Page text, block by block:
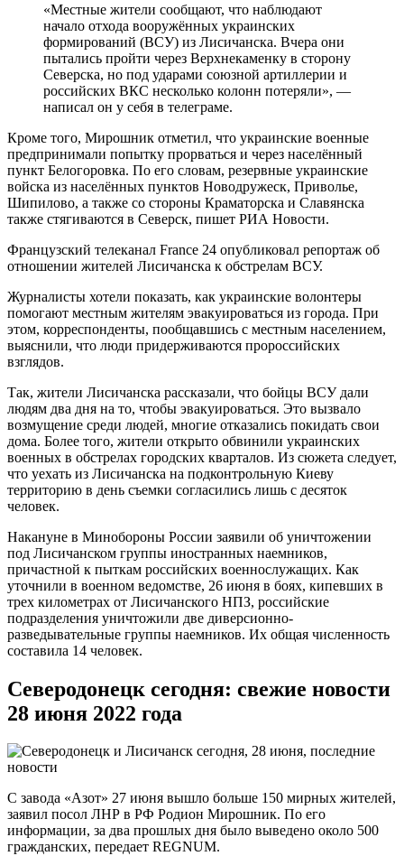
«Местные жители сообщают, что наблюдают
начало отхода вооружённых украинских
формирований (ВСУ) из Лисичанска. Вчера они
пытались пройти через Верхнекаменку в сторону
Северска, но под ударами союзной артиллерии и
российских ВКС несколько колонн потеряли», —
написал он у себя в телеграме.
Кроме того, Мирошник отметил, что украинские военные
предпринимали попытку прорваться и через населённый
пункт Белогоровка. По его словам, резервные украинские
войска из населённых пунктов Новодружеск, Приволье,
Шипилово, а также со стороны Краматорска и Славянска
также стягиваются в Северск, пишет РИА Новости.
Французский телеканал France 24 опубликовал репортаж об
отношении жителей Лисичанска к обстрелам ВСУ.
Журналисты хотели показать, как украинские волонтеры
помогают местным жителям эвакуироваться из города. При
этом, корреспонденты, пообщавшись с местным населением,
выяснили, что люди придерживаются пророссийских
взглядов.
Так, жители Лисичанска рассказали, что бойцы ВСУ дали
людям два дня на то, чтобы эвакуироваться. Это вызвало
возмущение среди людей, многие отказались покидать свои
дома. Более того, жители открыто обвинили украинских
военных в обстрелах городских кварталов. Из сюжета следует,
что уехать из Лисичанска на подконтрольную Киеву
территорию в день съемки согласились лишь с десяток
человек.
Накануне в Минобороны России заявили об уничтожении
под Лисичанском группы иностранных наемников,
причастной к пыткам российских военнослужащих. Как
уточнили в военном ведомстве, 26 июня в боях, кипевших в
трех километрах от Лисичанского НПЗ, российские
подразделения уничтожили две диверсионно-
разведывательные группы наемников. Их общая численность
составила 14 человек.
Северодонецк сегодня: свежие новости
28 июня 2022 года
С завода «Азот» 27 июня вышло больше 150 мирных жителей,
заявил посол ЛНР в РФ Родион Мирошник. По его
информации, за два прошлых дня было выведено около 500
гражданских, передает REGNUM.